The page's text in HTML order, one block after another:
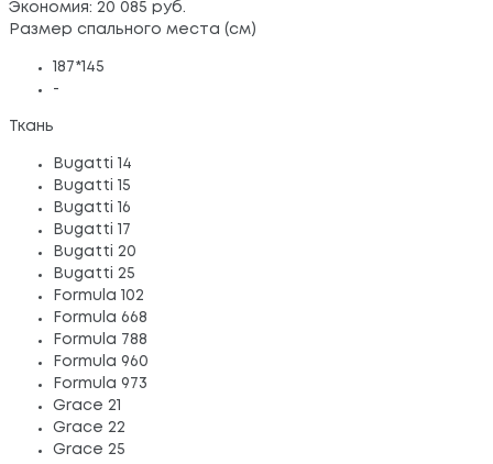
Экономия: 20 085 руб.
Размер спального места (см)
187*145
-
Ткань
Bugatti 14
Bugatti 15
Bugatti 16
Bugatti 17
Bugatti 20
Bugatti 25
Formula 102
Formula 668
Formula 788
Formula 960
Formula 973
Grace 21
Grace 22
Grace 25